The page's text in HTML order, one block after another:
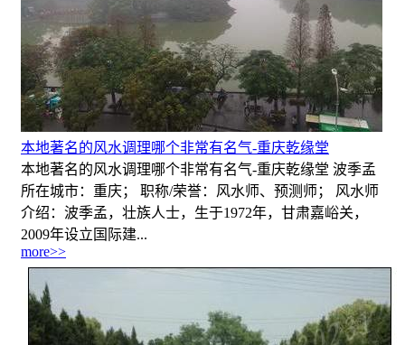
本地著名的风水调理哪个非常有名气-重庆乾缘堂
本地著名的风水调理哪个非常有名气-重庆乾缘堂 波季孟
所在城市：重庆； 职称/荣誉：风水师、预测师； 风水师
介绍：波季孟，壮族人士，生于1972年，甘肃嘉峪关，
2009年设立国际建...
more>>